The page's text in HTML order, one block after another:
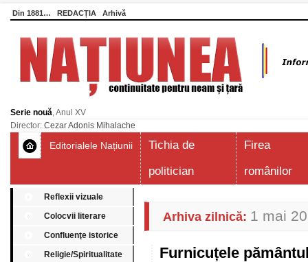
Din 1881… REDACȚIA Arhivă
Serie nouă, Anul XV
Director: Cezar Adonis Mihalache
Editorialele Națiunii
Tichia de
politician
Firea
românilor
Reflexii vizuale
Colocvii literare
Confluenţe istorice
Religie/Spiritualitate
Arhiva zilnică: 1 mai
Furnicuțele